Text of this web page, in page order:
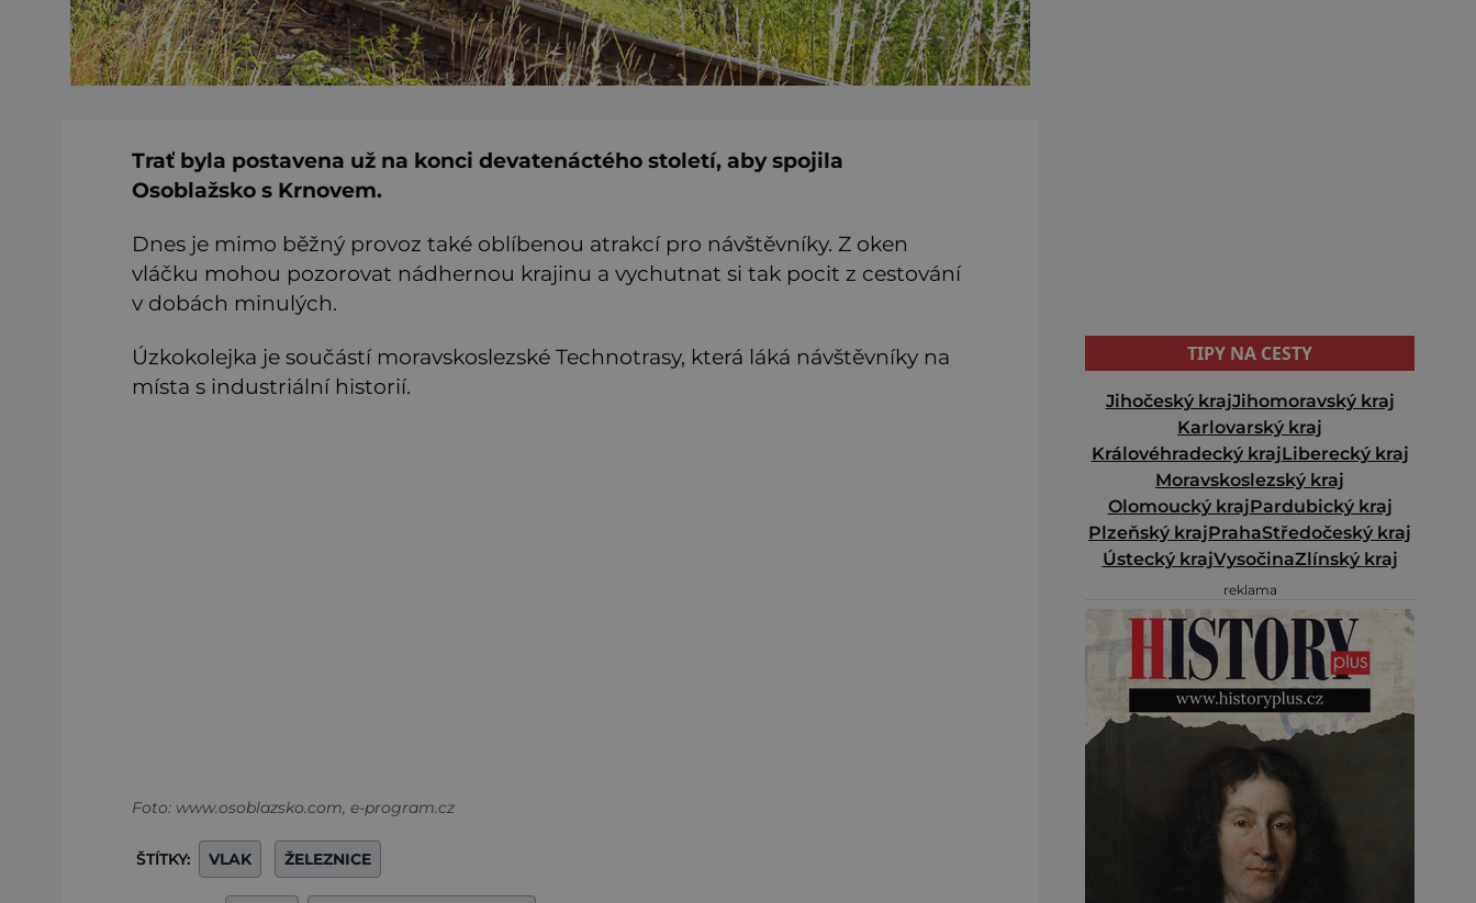
Trať byla postavena už na konci devatenáctého století, aby spojila
Osoblažsko s Krnovem.
Dnes je mimo běžný provoz také oblíbenou atrakcí pro návštěvníky. Z oken
vláčku mohou pozorovat nádhernou krajinu a vychutnat si tak pocit z cestování
v dobách minulých.
Úzkokolejka je součástí moravskoslezské Technotrasy, která láká návštěvníky na
místa s industriální historií.
Foto: www.osoblazsko.com, e-program.cz
ŠTÍTKY: VLAK ŽELEZNICE
TIPY NA CESTY
Jihočeský krajJihomoravský kraj
Karlovarský kraj
Královéhradecký krajLiberecký kraj
Moravskoslezský kraj
Olomoucký krajPardubický kraj
Plzeňský krajPrahaStředočeský kraj
Ústecký krajVysočinaZlínský kraj
reklama